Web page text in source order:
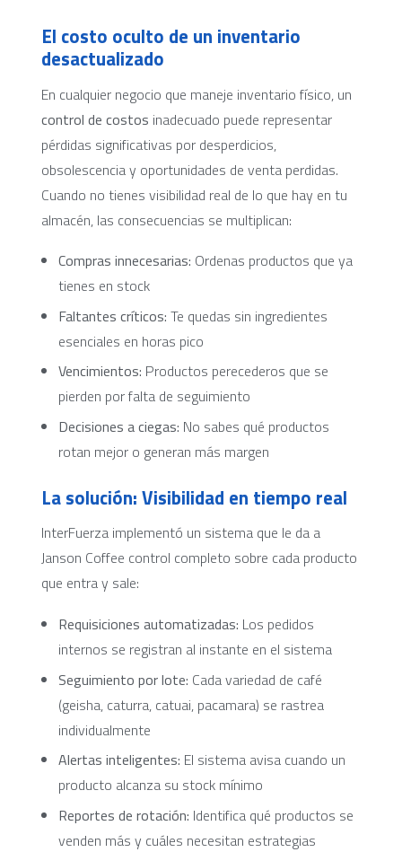
El costo oculto de un inventario
desactualizado
En cualquier negocio que maneje inventario físico, un
control de costos inadecuado puede representar
pérdidas significativas por desperdicios,
obsolescencia y oportunidades de venta perdidas.
Cuando no tienes visibilidad real de lo que hay en tu
almacén, las consecuencias se multiplican:
Compras innecesarias: Ordenas productos que ya
tienes en stock
Faltantes críticos: Te quedas sin ingredientes
esenciales en horas pico
Vencimientos: Productos perecederos que se
pierden por falta de seguimiento
Decisiones a ciegas: No sabes qué productos
rotan mejor o generan más margen
La solución: Visibilidad en tiempo real
InterFuerza implementó un sistema que le da a
Janson Coffee control completo sobre cada producto
que entra y sale:
Requisiciones automatizadas: Los pedidos
internos se registran al instante en el sistema
Seguimiento por lote: Cada variedad de café
(geisha, caturra, catuai, pacamara) se rastrea
individualmente
Alertas inteligentes: El sistema avisa cuando un
producto alcanza su stock mínimo
Reportes de rotación: Identifica qué productos se
venden más y cuáles necesitan estrategias